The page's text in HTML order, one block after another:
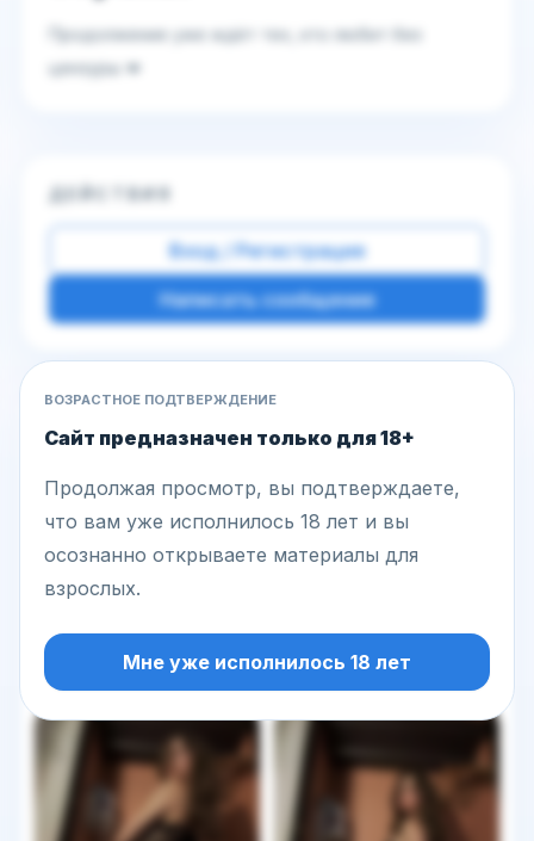
Продолжение уже ждёт тех, кто любит без
цензуры 💋
ДЕЙСТВИЯ
Вход / Регистрация
Написать сообщение
Другие фото этой модели
ВОЗРАСТНОЕ ПОДТВЕРЖДЕНИЕ
Сайт предназначен только для 18+
Продолжая просмотр, вы подтверждаете,
что вам уже исполнилось 18 лет и вы
осознанно открываете материалы для
взрослых.
Мне уже исполнилось 18 лет